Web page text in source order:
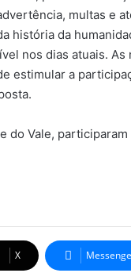
multas e
história da
nos dias atuais.
estimular a
do Vale,
X